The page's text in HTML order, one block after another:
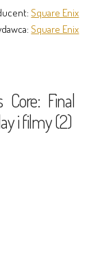
Square Enix
Square Enix
Core: Final
i filmy (2)